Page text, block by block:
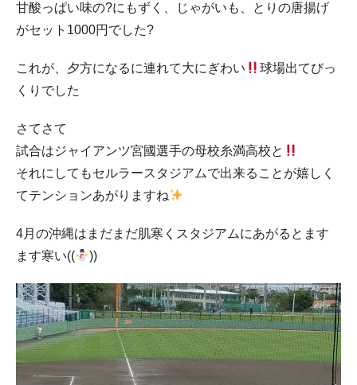
甘酸っぱい味の?にもずく、じゃがいも、とりの唐揚げ
がセット1000円でした?
これが、夕方になるに連れて大にぎわい
球場出てびっ
くりでした
さてさて
試合はジャイアンツ宮國選手の母校糸満高校と
それにしてもセルラースタジアムで出来ることが嬉しく
てテンションあがりますね
4月の沖縄はまだまだ肌寒くスタジアムにあがるとます
ます寒い((
))